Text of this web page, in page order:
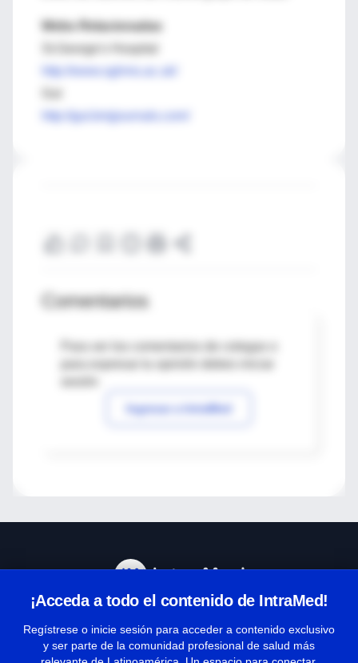
Webs Relacionadas
St.George's Hospital
http://www.sghms.ac.uk/
http://gut.bmjjournals.com/
Comentarios
Para ver los comentarios de colegas o
Ingresar a IntraMed
¡Acceda a todo el contenido de IntraMed!
Regístrese o inicie sesión para acceder a contenido exclusivo
y ser parte de la comunidad profesional de salud más